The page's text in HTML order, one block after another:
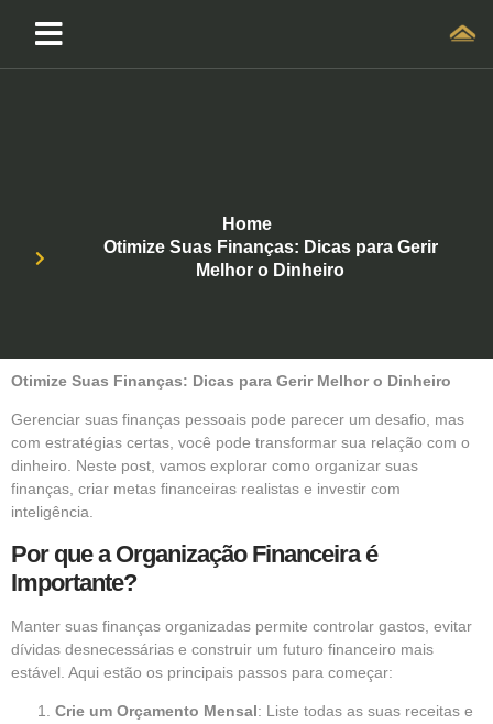
Home
Otimize Suas Finanças: Dicas para Gerir
Melhor o Dinheiro
Otimize Suas Finanças: Dicas para Gerir Melhor o Dinheiro
Gerenciar suas finanças pessoais pode parecer um desafio, mas
com estratégias certas, você pode transformar sua relação com o
dinheiro. Neste post, vamos explorar como organizar suas
finanças, criar metas financeiras realistas e investir com
inteligência.
Por que a Organização Financeira é
Importante?
Manter suas finanças organizadas permite controlar gastos, evitar
dívidas desnecessárias e construir um futuro financeiro mais
estável. Aqui estão os principais passos para começar:
Crie um Orçamento Mensal: Liste todas as suas receitas e